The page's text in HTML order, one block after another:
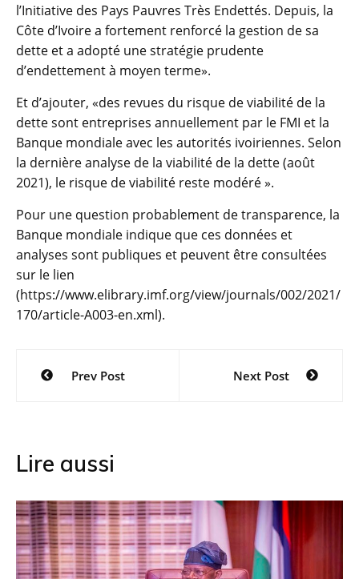
l’Initiative des Pays Pauvres Très Endettés. Depuis, la
Côte d’Ivoire a fortement renforcé la gestion de sa
dette et a adopté une stratégie prudente
d’endettement à moyen terme».
Et d’ajouter, «des revues du risque de viabilité de la
dette sont entreprises annuellement par le FMI et la
Banque mondiale avec les autorités ivoiriennes. Selon
la dernière analyse de la viabilité de la dette (août
2021), le risque de viabilité reste modéré ».
Pour une question probablement de transparence, la
Banque mondiale indique que ces données et
analyses sont publiques et peuvent être consultées
sur le lien
(https://www.elibrary.imf.org/view/journals/002/2021/
170/article-A003-en.xml).
Navigation
Prev Post Next Post
Lire aussi